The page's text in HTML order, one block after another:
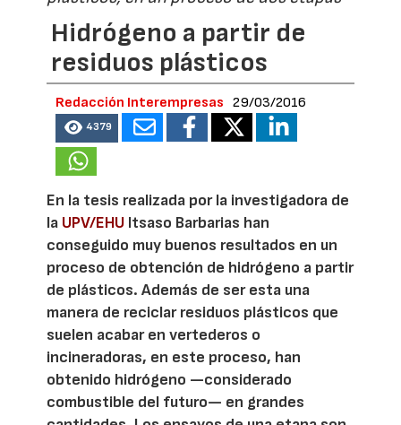
Hidrógeno a partir de
residuos plásticos
Redacción Interempresas 29/03/2016
4379
En la tesis realizada por la investigadora de
la UPV/EHU Itsaso Barbarias han
conseguido muy buenos resultados en un
proceso de obtención de hidrógeno a partir
de plásticos. Además de ser esta una
manera de reciclar residuos plásticos que
suelen acabar en vertederos o
incineradoras, en este proceso, han
obtenido hidrógeno —considerado
combustible del futuro— en grandes